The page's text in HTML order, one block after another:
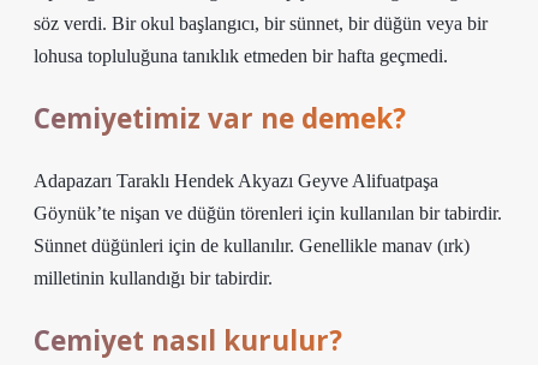
söz verdi. Bir okul başlangıcı, bir sünnet, bir düğün veya bir
lohusa topluluğuna tanıklık etmeden bir hafta geçmedi.
Cemiyetimiz var ne demek?
Adapazarı Taraklı Hendek Akyazı Geyve Alifuatpaşa
Göynük’te nişan ve düğün törenleri için kullanılan bir tabirdir.
Sünnet düğünleri için de kullanılır. Genellikle manav (ırk)
milletinin kullandığı bir tabirdir.
Cemiyet nasıl kurulur?